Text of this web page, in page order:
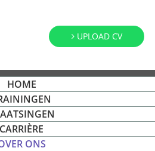
UPLOAD CV
HOME
CARRIÈRE
ONS